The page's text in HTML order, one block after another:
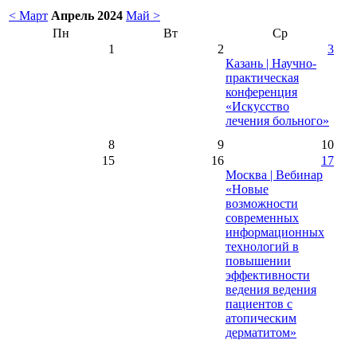
< Март Апрель 2024 Май >
Пн
Вт
Ср
1
2
3
Казань | Научно-
практическая
конференция
«Искусство
лечения больного»
8
9
10
15
16
17
Москва | Вебинар
«Новые
возможности
современных
информационных
технологий в
повышении
эффективности
ведения ведения
пациентов с
атопическим
дерматитом»